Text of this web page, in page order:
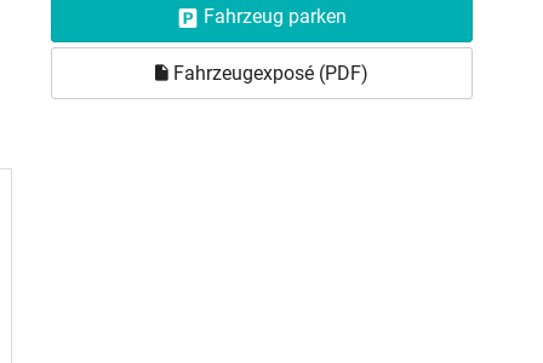
Fahrzeug parken
Fahrzeugexposé (PDF)